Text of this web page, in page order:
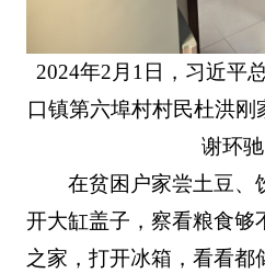
2024年2月1日，习近平
口镇第六埠村村民杜洪
谢环
在贫困户家尝土豆、
开大缸盖子，察看粮食够
之家，打开冰箱，看看